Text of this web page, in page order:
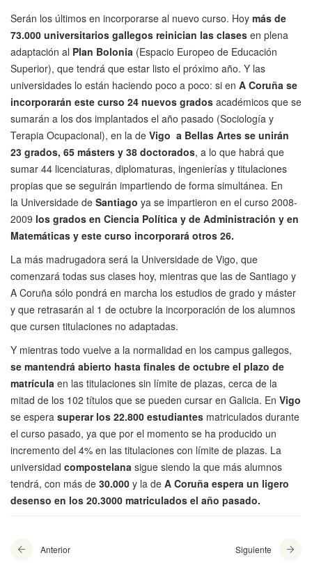
Serán los últimos en incorporarse al nuevo curso. Hoy más de
73.000 universitarios gallegos reinician las clases en plena
adaptación al Plan Bolonia (Espacio Europeo de Educación
Superior), que tendrá que estar listo el próximo año. Y las
universidades lo están haciendo poco a poco: si en A Coruña se
incorporarán este curso 24 nuevos grados académicos que se
sumarán a los dos implantados el año pasado (Sociología y
Terapia Ocupacional), en la de Vigo a Bellas Artes se unirán
23 grados, 65 másters y 38 doctorados, a lo que habrá que
sumar 44 licenciaturas, diplomaturas, ingenierías y titulaciones
propias que se seguirán impartiendo de forma simultánea. En
la Universidade de Santiago ya se impartieron en el curso 2008-
2009 los grados en Ciencia Política y de Administración y en
Matemáticas y este curso incorporará otros 26.
La más madrugadora será la Universidade de Vigo, que
comenzará todas sus clases hoy, mientras que las de Santiago y
A Coruña sólo pondrá en marcha los estudios de grado y máster
y que retrasarán al 1 de octubre la incorporación de los alumnos
que cursen titulaciones no adaptadas.
Y mientras todo vuelve a la normalidad en los campus gallegos,
se mantendrá abierto hasta finales de octubre el plazo de
matrícula en las titulaciones sin límite de plazas, cerca de la
mitad de los 102 títulos que se pueden cursar en Galicia. En Vigo
se espera superar los 22.800 estudiantes matriculados durante
el curso pasado, ya que por el momento se ha producido un
incremento del 4% en las titulaciones con límite de plazas. La
universidad compostelana sigue siendo la que más alumnos
tendrá, con más de 30.000 y la de A Coruña espera un ligero
desenso en los 20.3000 matriculados el año pasado.
Anterior Siguiente